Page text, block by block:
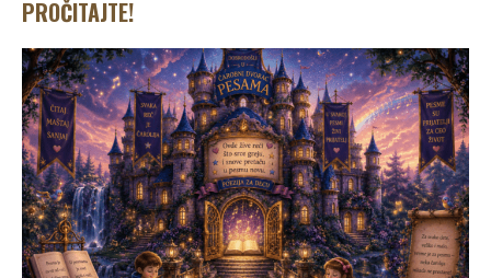
PROČITAJTE!